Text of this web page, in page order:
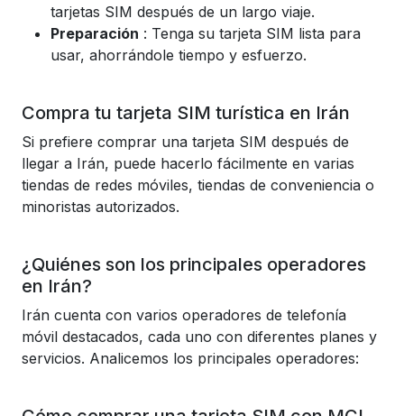
tarjetas SIM después de un largo viaje.
Preparación : Tenga su tarjeta SIM lista para
usar, ahorrándole tiempo y esfuerzo.
Compra tu tarjeta SIM turística en Irán
Si prefiere comprar una tarjeta SIM después de
llegar a Irán, puede hacerlo fácilmente en varias
tiendas de redes móviles, tiendas de conveniencia o
minoristas autorizados.
¿Quiénes son los principales operadores
en Irán?
Irán cuenta con varios operadores de telefonía
móvil destacados, cada uno con diferentes planes y
servicios. Analicemos los principales operadores: